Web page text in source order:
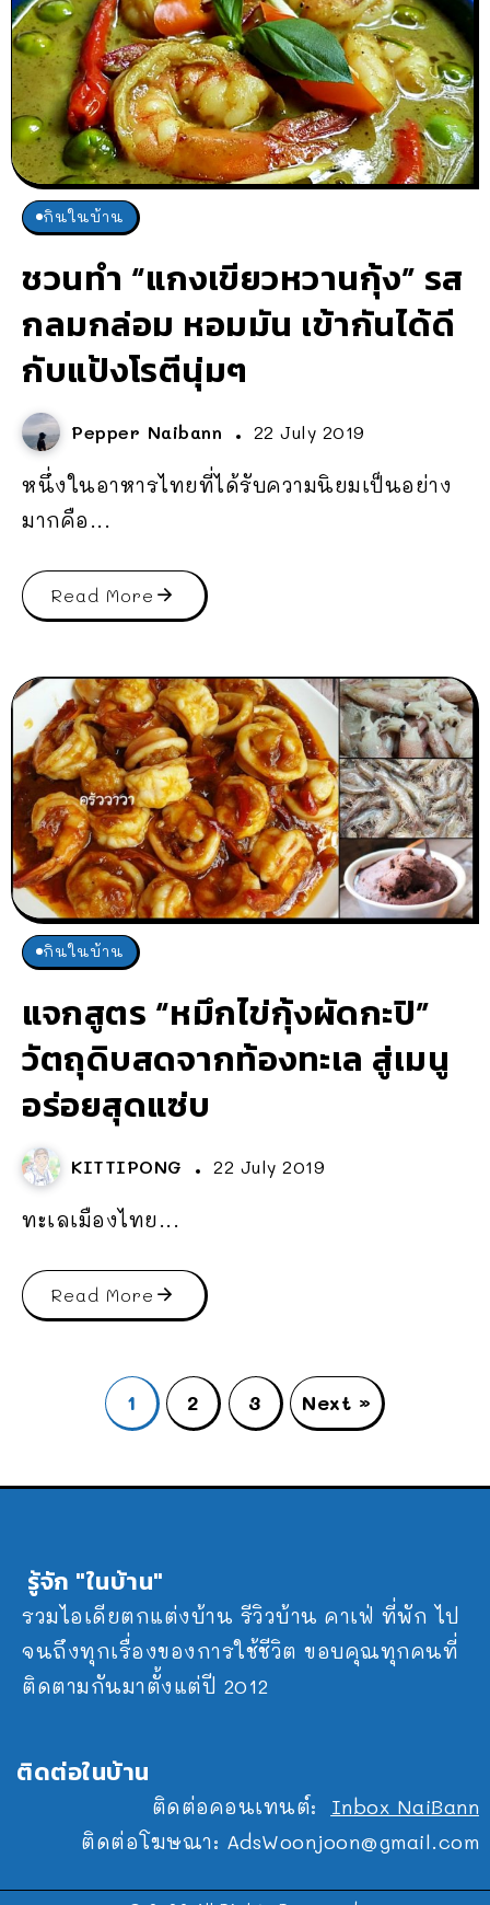
กินในบ้าน
ชวนทำ “แกงเขียวหวานกุ้ง” รส
กลมกล่อม หอมมัน เข้ากันได้ดี
กับแป้งโรตีนุ่มๆ
Pepper Naibann 22 July 2019
หนึ่งในอาหารไทยที่ได้รับความนิยมเป็นอย่าง
มากคือ...
Read More
กินในบ้าน
แจกสูตร “หมึกไข่กุ้งผัดกะปิ”
วัตถุดิบสดจากท้องทะเล สู่เมนู
อร่อยสุดแซ่บ
KITTIPONG 22 July 2019
ทะเลเมืองไทย...
Read More
1 2 3 Next »
รู้จัก "ในบ้าน"
รวมไอเดียตกแต่งบ้าน รีวิวบ้าน คาเฟ่ ที่พัก ไป
จนถึงทุกเรื่องของการใช้ชีวิต ขอบคุณทุกคนที่
ติดตามกันมาตั้งแต่ปี 2012
ติดต่อในบ้าน
ติดต่อคอนเทนต์: Inbox NaiBann
ติดต่อโฆษณา: AdsWoonjoon@gmail.com